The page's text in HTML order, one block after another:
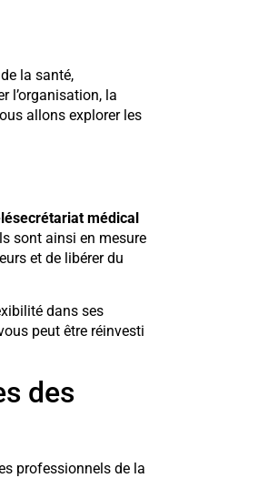
la santé,
l’organisation, la
allons explorer les
médical
sont ainsi en mesure
et de libérer du
dans ses
peut être réinvesti
des
professionnels de la